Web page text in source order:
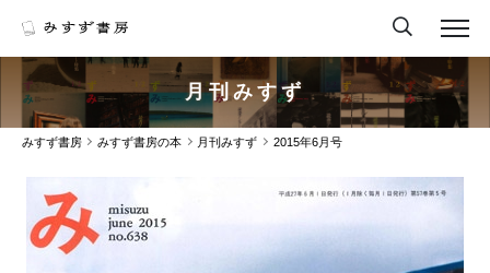
月刊みすず
みすず書房 みすず書房の本 月刊みすず 2015年6月号